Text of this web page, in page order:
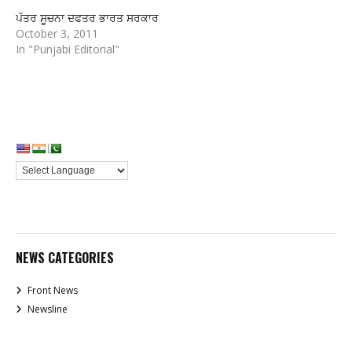
ਪੱਤਰ ਸੂਚਨਾ ਦਫਤਰ ਭਾਰਤ ਸਰਕਾਰ
October 3, 2011
In "Punjabi Editorial"
NEWS CATEGORIES
Front News
Newsline